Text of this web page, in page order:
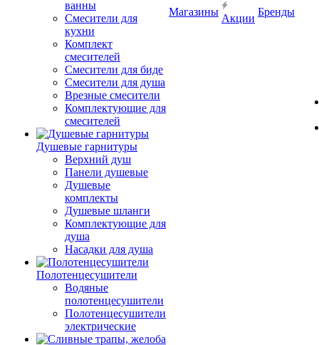
ванны
Смесители для
кухни
Комплект
смесителей
Смесители для биде
Смесители для душа
Врезные смесители
Комплектующие для
смесителей
Душевые гарнитуры
Верхний душ
Панели душевые
Душевые
комплекты
Душевые шланги
Комплектующие для
душа
Насадки для душа
Полотенцесушители
Водяные
полотенцесушители
Полотенцесушители
электрические
Магазины
Акции
Бренды